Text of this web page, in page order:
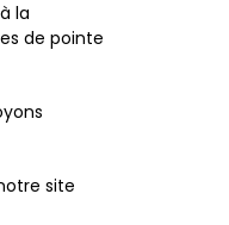
la
de pointe
site